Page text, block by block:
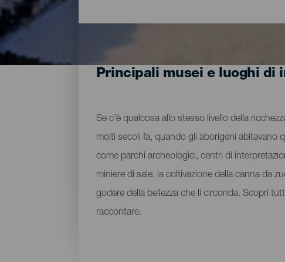
Principali musei e luoghi di
Se c'è qualcosa allo stesso livello della
molti secoli fa, quando gli aborigeni abitavano
come parchi archeologici, centri di
miniere di sale, la coltivazione della canna da
godere della bellezza che li circonda. Scopri
raccontare.